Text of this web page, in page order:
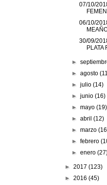
07/10/
06/10/
30/09/
PLATA
►
►agosto
►julio(14)
►junio(16)
►mayo(19)
►abril(12)
►marzo
►febrero
►enero
► 2017 (123)
► 2016 (45)